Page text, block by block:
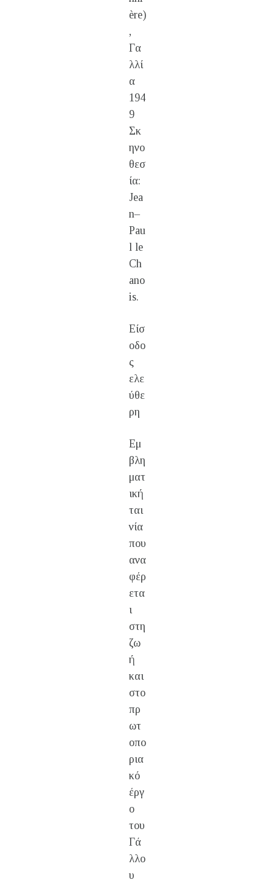
ère)
,
Γα
λλί
α
194
9
Σκ
ηνο
θεσ
ία:
Jea
n–
Pau
l le
Ch
ano
is.
Είσ
οδο
ς
ελε
ύθε
ρη
Εμ
βλη
ματ
ική
ται
νία
που
ανα
φέρ
ετα
ι
στη
ζω
ή
και
στο
πρ
ωτ
οπο
ρια
κό
έργ
ο
του
Γά
λλο
υ